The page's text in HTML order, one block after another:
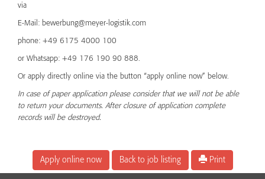
via
E-Mail: bewerbung@meyer-logistik.com
phone: +49 6175 4000 100
or Whatsapp: +49 176 190 90 888.
Or apply directly online via the button “apply online now” below.
In case of paper application please consider that we will not be able
to return your documents. After closure of application complete
records will be destroyed.
Apply online now Back to job listing Print